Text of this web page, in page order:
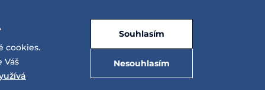
cookies.
Váš
Nesouhlasím
Souhlasím